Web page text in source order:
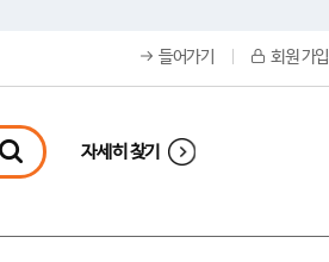
들어가기 회원 가입
자세히 찾기